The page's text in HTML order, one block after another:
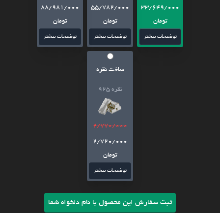
33/649/000
تومان
توضیحات بیشتر
55/782/000
تومان
توضیحات بیشتر
88/981/000
تومان
توضیحات بیشتر
ساخت نقره
نقره 925
2/770/000
2/720/000
تومان
توضیحات بیشتر
ثبت سفارش این محصول با نام دلخواه شما